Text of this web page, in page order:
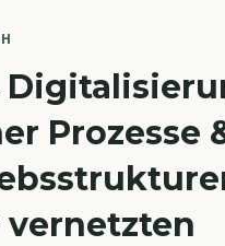
Prozesse
vernetzten